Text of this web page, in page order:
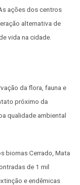
ações dos centros
alternativa de
vida na cidade.
da flora, fauna e
próximo da
qualidade ambiental
biomas Cerrado, Mata
de 1 mil
e endêmicas